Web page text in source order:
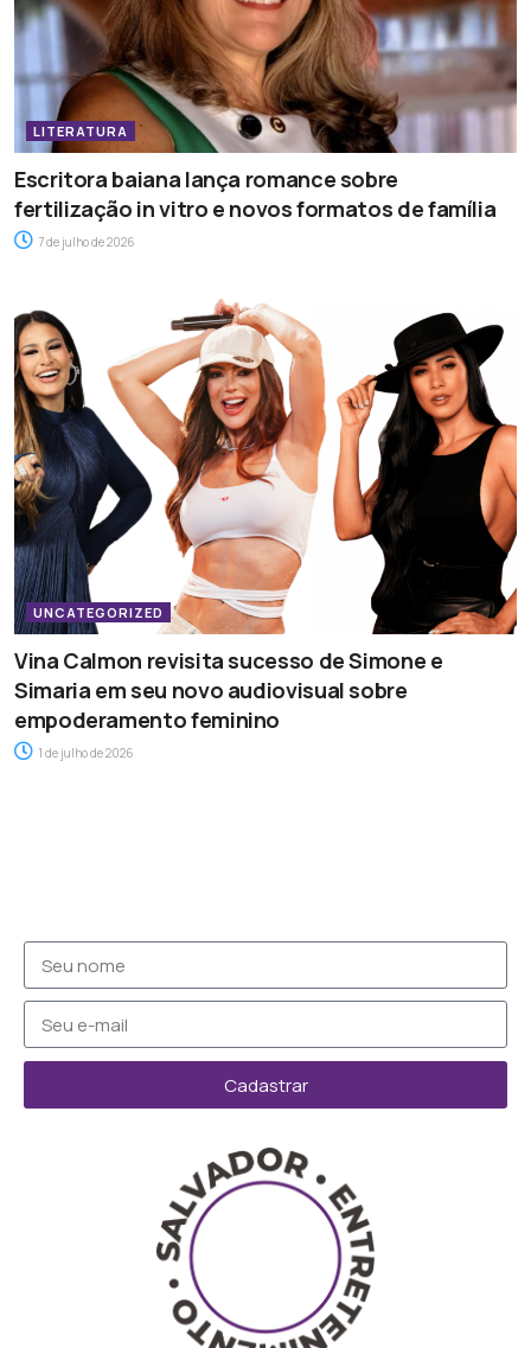
LITERATURA
Escritora baiana lança romance sobre
fertilização in vitro e novos formatos de família
7 de julho de 2026
UNCATEGORIZED
Vina Calmon revisita sucesso de Simone e
Simaria em seu novo audiovisual sobre
empoderamento feminino
1 de julho de 2026
Cadastrar